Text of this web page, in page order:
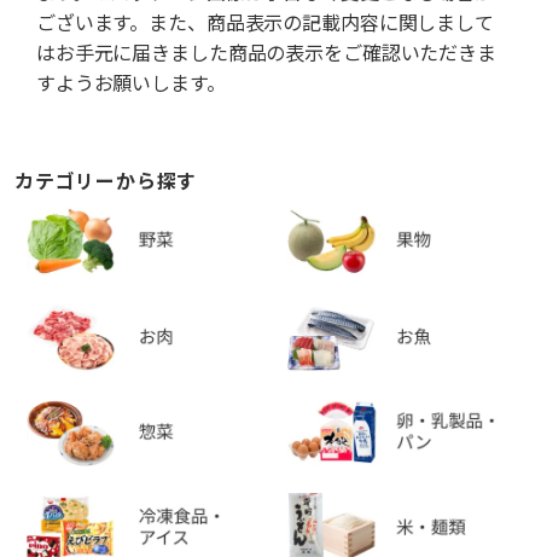
ございます。また、商品表示の記載内容に関しまして
はお手元に届きました商品の表示をご確認いただきま
すようお願いします。
カテゴリーから探す